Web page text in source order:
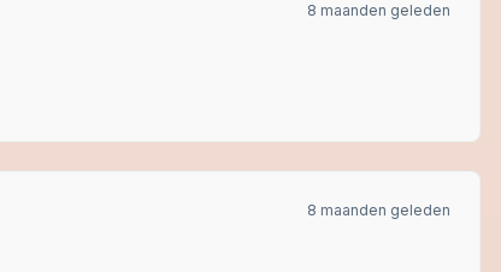
8 maanden geleden
8 maanden geleden